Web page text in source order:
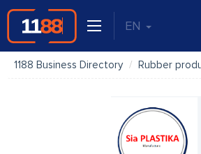
EN
1188 Business Directory Rubber